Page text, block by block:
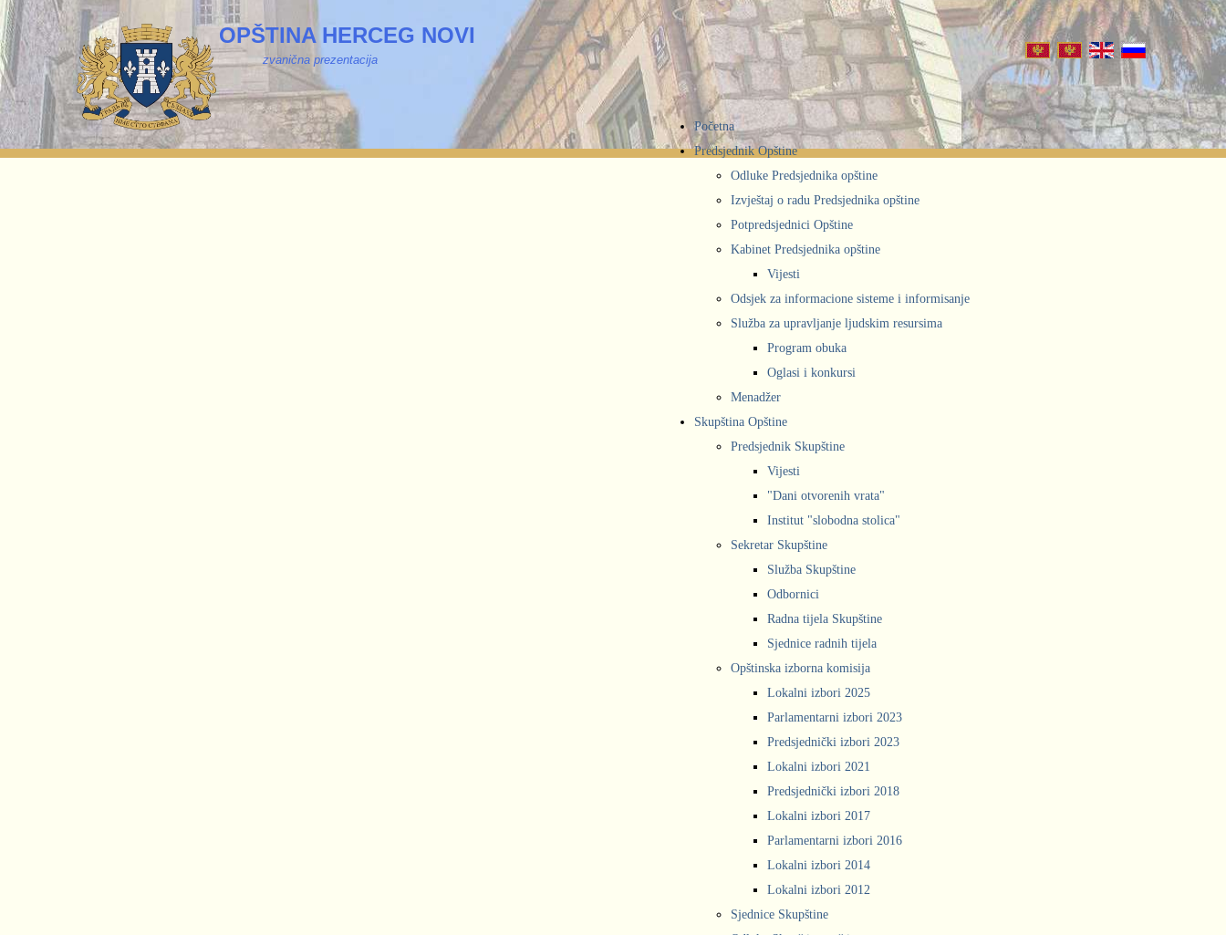
OPŠTINA HERCEG NOVI
zvanična prezentacija
Početna
Predsjednik Opštine
Odluke Predsjednika opštine
Izvještaj o radu Predsjednika opštine
Potpredsjednici Opštine
Kabinet Predsjednika opštine
Vijesti
Odsjek za informacione sisteme i informisanje
Služba za upravljanje ljudskim resursima
Program obuka
Oglasi i konkursi
Menadžer
Skupština Opštine
Predsjednik Skupštine
Vijesti
"Dani otvorenih vrata"
Institut "slobodna stolica"
Sekretar Skupštine
Služba Skupštine
Odbornici
Radna tijela Skupštine
Sjednice radnih tijela
Opštinska izborna komisija
Lokalni izbori 2025
Parlamentarni izbori 2023
Predsjednički izbori 2023
Lokalni izbori 2021
Predsjednički izbori 2018
Lokalni izbori 2017
Parlamentarni izbori 2016
Lokalni izbori 2014
Lokalni izbori 2012
Sjednice Skupštine